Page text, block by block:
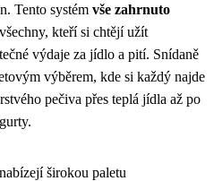
Tento systém vše zahrnuto
kteří si chtějí užít
výdaje za jídlo a pití. Snídaně
výběrem, kde si každý najde
pečiva přes teplá jídla až po
nabízejí širokou paletu